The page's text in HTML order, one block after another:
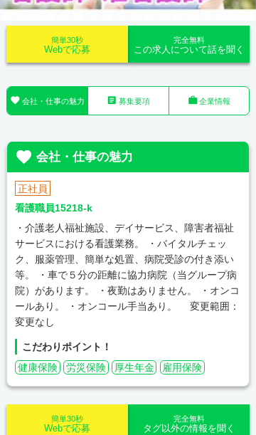
完全無料
この求人について話を聞く
簡単30秒
Webで応募
 会社・仕事の魅力  募集要項 企業情報
 会社・仕事の魅力
正社員
看護職員15218-k
・介護老人福祉施設、デイサービス、障害者福祉
サービスにおける看護業務。 ・バイタルチェッ
ク、服薬管理、簡単な処置、病院受診の付き添い
等。 ・車で５分の距離に協力病院（当グループ病
院）があります。 ・夜勤はありません。 ・オンコ
ールあり。 ・オンコール手当あり。 変更範囲：
変更なし
こだわりポイント！
健康保険
労災保険 厚生年金 雇用保険
完全無料
タグ以外の情報を聞く
簡単30秒
Webで応募